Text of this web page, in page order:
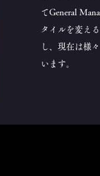
てGeneral
タイルを変え
し、現在は様
います。